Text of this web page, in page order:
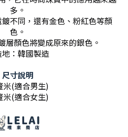
多。
不同，還有金色、粉紅色等顏
色。
層顏色將變成原來的銀色。
：韓國製造
尺寸說明
米(適合男生)
米(適合女生)